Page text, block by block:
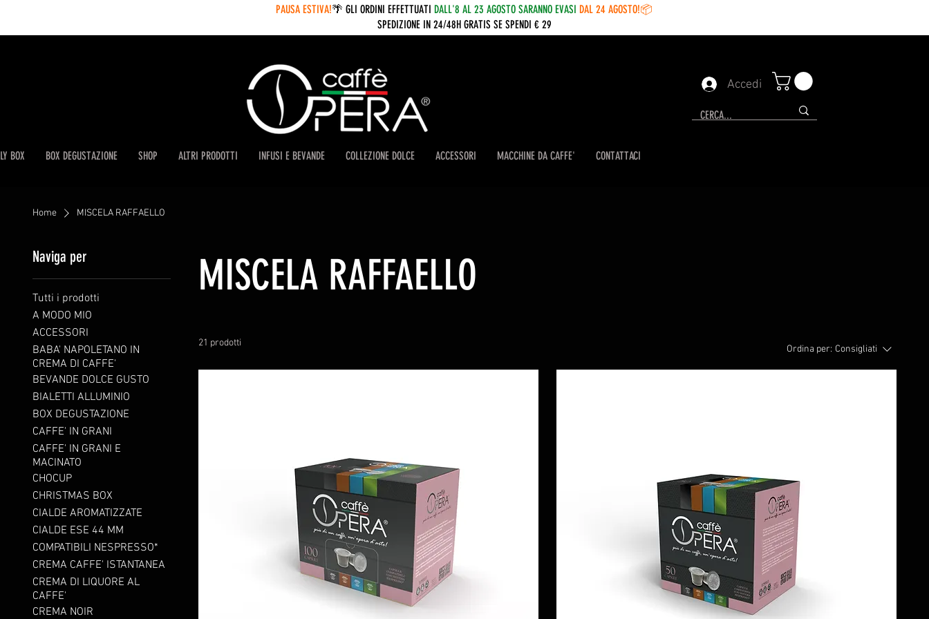
Accedi
BOX BOX DEGUSTAZIONE SHOP ALTRI PRODOTTI INFUSI E BEVANDE COLLEZIONE DOLCE ACCESSORI MACCHINE DA CAFFE' CONTATTACI
PAUSA ESTIVA!🌴 GLI ORDINI EFFETTUATI DALL'8 AL 23 AGOSTO SARANNO EVASI DAL 24 AGOSTO!📦
SPEDIZIONE IN 24/48H GRATIS SE SPENDI € 29
Home MISCELA RAFFAELLO
Naviga per
Tutti i prodotti
A MODO MIO
ACCESSORI
BABA' NAPOLETANO IN
CREMA DI CAFFE'
BEVANDE DOLCE GUSTO
BIALETTI ALLUMINIO
BOX DEGUSTAZIONE
CAFFE' IN GRANI
CAFFE' IN GRANI E
MACINATO
CHOCUP
CHRISTMAS BOX
CIALDE AROMATIZZATE
CIALDE ESE 44 MM
COMPATIBILI NESPRESSO*
CREMA CAFFE' ISTANTANEA
CREMA DI LIQUORE AL
CAFFE'
CREMA NOIR
MISCELA RAFFAELLO
21 prodotti
Ordina per: Consigliati